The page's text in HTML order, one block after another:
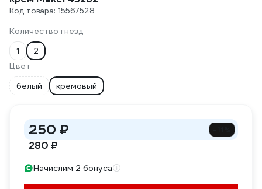
Код товара: 15567528
Количество гнезд
1
2
Цвет
белый
кремовый
250 ₽
280 ₽
Начислим 2 бонуса